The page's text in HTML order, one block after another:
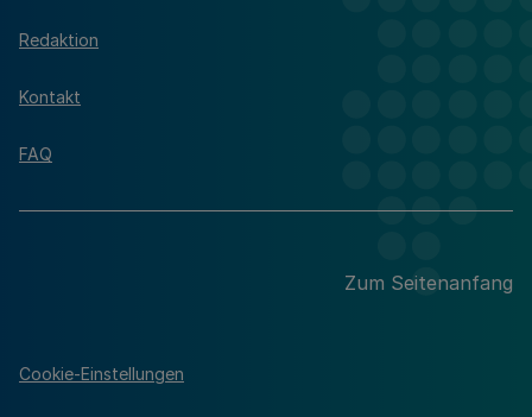
Redaktion
Kontakt
FAQ
Zum Seitenanfang
Cookie-Einstellungen